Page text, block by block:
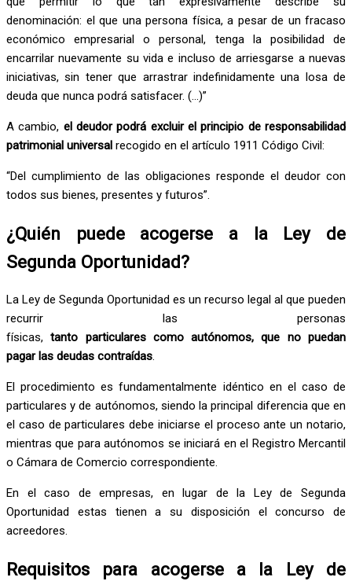
denominación: el que una persona física, a pesar de un fracaso
económico empresarial o personal, tenga la posibilidad de
encarrilar nuevamente su vida e incluso de arriesgarse a nuevas
iniciativas, sin tener que arrastrar indefinidamente una losa de
deuda que nunca podrá satisfacer. (…)”
A cambio, el deudor podrá excluir el principio de responsabilidad
patrimonial universal recogido en el artículo 1911 Código Civil:
“Del cumplimiento de las obligaciones responde el deudor con
todos sus bienes, presentes y futuros”.
¿Quién puede acogerse a la Ley de
Segunda Oportunidad?
La Ley de Segunda Oportunidad es un recurso legal al que pueden
recurrir las personas
físicas,tanto particulares como autónomos, que no puedan
pagar las deudas contraídas.
El procedimiento es fundamentalmente idéntico en el caso de
particulares y de autónomos, siendo la principal diferencia que en
el caso de particulares debe iniciarse el proceso ante un notario,
mientras que para autónomos se iniciará en el Registro Mercantil
o Cámara de Comercio correspondiente.
En el caso de empresas, en lugar de la Ley de Segunda
Oportunidad estas tienen a su disposición el concurso de
acreedores.
Requisitos para acogerse a la Ley de